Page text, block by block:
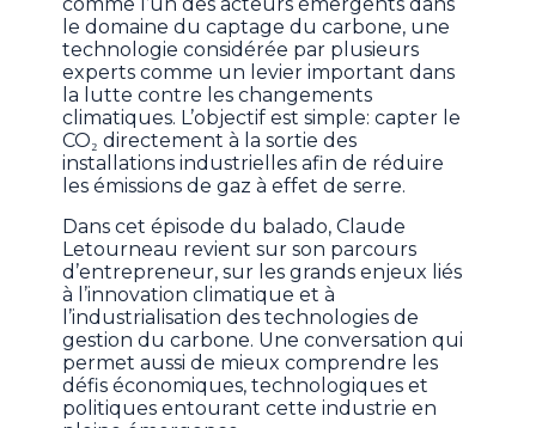
le domaine du captage du carbone, une
technologie considérée par plusieurs
experts comme un levier important dans
la lutte contre les changements
climatiques. L’objectif est simple: capter le
CO₂ directement à la sortie des
installations industrielles afin de réduire
les émissions de gaz à effet de serre.
Dans cet épisode du balado, Claude
Letourneau revient sur son parcours
d’entrepreneur, sur les grands enjeux liés
à l’innovation climatique et à
l’industrialisation des technologies de
gestion du carbone. Une conversation qui
permet aussi de mieux comprendre les
défis économiques, technologiques et
politiques entourant cette industrie en